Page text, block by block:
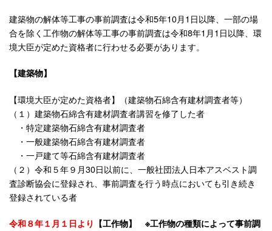
建築物の解体等工事の事前調査は令和5年10月1日以降、一部の場
合を除く工作物の解体等工事の事前調査は令和8年1月1日以降、環
境大臣が定めた資格者に行わせる必要があります。
【建築物】
【環境大臣が定めた資格者】（建築物石綿含有建材調査者等）
（１）建築物石綿含有建材調査者講習を修了した者
・特定建築物石綿含有建材調査者
・一般建築物石綿含有建材調査者
・一戸建て等石綿含有建材調査者
（２）令和５年９月30日以前に、一般社団法人日本アスベスト調
査診断協会に登録され、事前調査を行う時点においても引き続き
登録されている者
令和８年１月１日より 【工作物】 ※工作物の種類によって事前調